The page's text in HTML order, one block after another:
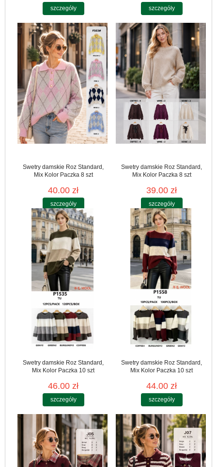
szczegóły szczegóły
Swetry damskie Roz Standard,
Mix Kolor Paczka 8 szt
40.00 zł
szczegóły
Swetry damskie Roz Standard,
Mix Kolor Paczka 8 szt
39.00 zł
szczegóły
Swetry damskie Roz Standard,
Mix Kolor Paczka 10 szt
46.00 zł
szczegóły
Swetry damskie Roz Standard,
Mix Kolor Paczka 10 szt
44.00 zł
szczegóły